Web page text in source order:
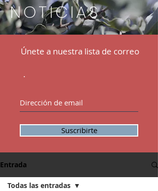
NOTICIAS
Únete a nuestra lista de correo
.
Suscribirte
Entrada
Todas las entradas